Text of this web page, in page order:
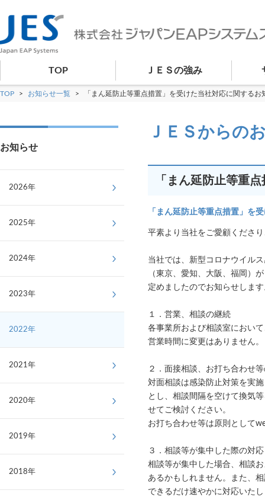
TOP ＪＥＳの強み
TOP > お知らせ一覧 > 「まん延防止等重点措置」を受けた当社対応に関するお
ＪＥＳからの
「まん延防止等重
「まん延防止等重点措置」を
平素より当社をご愛顧くださ
当社では、新型コロナウイル
（東京、愛知、大阪、福岡）
定めましたのでお知らせしま
１．営業、相談の継続
各事業所および相談室におい
営業時間に変更はありません。
２．面接相談、お打ち合わせ
対面相談は感染防止対策を実
とし、相談間隔を空けて換気
せてご検討ください。
お打ち合わせ等は原則として
３．相談等が集中した際の対応
相談等が集中した場合、相談
あるかもしれません。また、
できるだけ速やかに対応いた
お知らせ
2026年
2025年
2024年
2023年
2022年
2021年
2020年
2019年
2018年